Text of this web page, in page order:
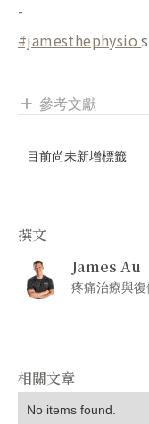
-
#jamesthephysio
add 參考文獻
目前尚未新增標籤
撰文
James Au
疼痛治療與
相關文章
No items found.